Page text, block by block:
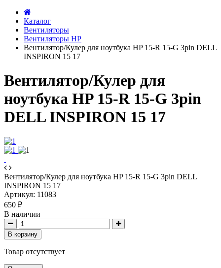
Каталог
Вентиляторы
Вентиляторы HP
Вентилятор/Кулер для ноутбука HP 15-R 15-G 3pin DELL
INSPIRON 15 17
Вентилятор/Кулер для
ноутбука HP 15-R 15-G 3pin
DELL INSPIRON 15 17
Вентилятор/Кулер для ноутбука HP 15-R 15-G 3pin DELL
INSPIRON 15 17
Артикул: 11083
650 ₽
В наличии
В корзину
Товар отсутствует